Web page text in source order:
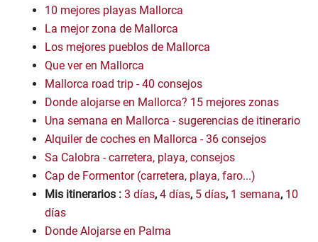
10 mejores playas Mallorca
La mejor zona de Mallorca
Los mejores pueblos de Mallorca
Que ver en Mallorca
Mallorca road trip - 40 consejos
Donde alojarse en Mallorca? 15 mejores zonas
Una semana en Mallorca - sugerencias de itinerario
Alquiler de coches en Mallorca - 36 consejos
Sa Calobra - carretera, playa, consejos
Cap de Formentor (carretera, playa, faro...)
Mis itinerarios :3 días,4 días, 5 días, 1 semana, 10
días
Donde Alojarse en Palma